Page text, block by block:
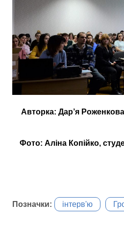
Авторка: Дар’я
Фото: Аліна Копійко,
Позначки: інтерв'ю